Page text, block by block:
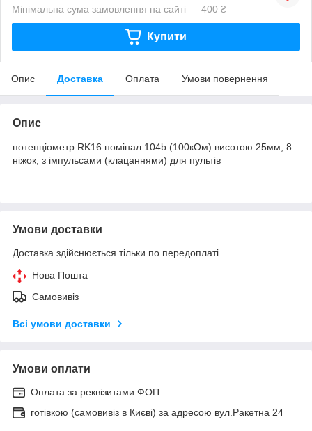
Мінімальна сума замовлення на сайті — 400 ₴
Купити
Опис Доставка Оплата Умови повернення
Опис
потенціометр RK16 номінал 104b (100кОм) висотою 25мм, 8
ніжок, з імпульсами (клацаннями) для пультів
Умови доставки
Доставка здійснюється тільки по передоплаті.
Нова Пошта
Самовивіз
Всі умови доставки
Умови оплати
Оплата за реквізитами ФОП
готівкою (самовивіз в Києві) за адресою вул.Ракетна 24